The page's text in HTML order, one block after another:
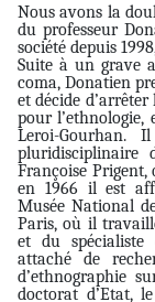
Nous avons la
du professeur
société depuis
Suite à un grave
coma, Donatien
et décide d’arrêter
pour l’ethnologie,
Leroi-Gourhan.
pluridisciplinaire
Françoise Prigent,
en 1966 il est
Musée National
Paris, où il
et du spécialiste
attaché de
d’ethnographie
doctorat d’Etat,